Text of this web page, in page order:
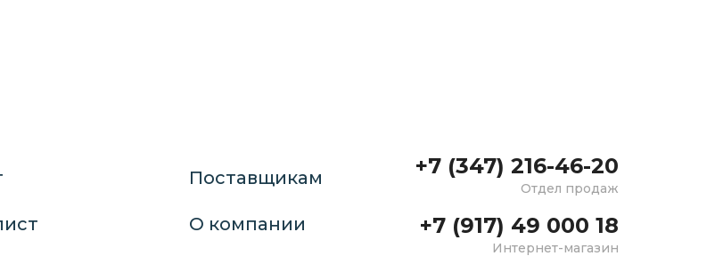
Поставщикам
О компании
+7 (347) 216-46-20
Отдел продаж
+7 (917) 49 000 18
Интернет-магазин